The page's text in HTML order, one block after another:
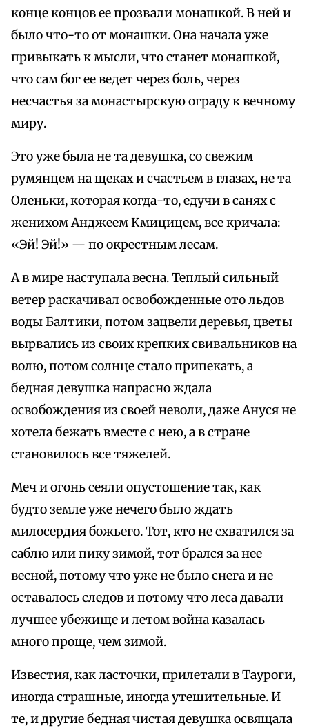
конце концов ее прозвали монашкой. В ней и
было что-то от монашки. Она начала уже
привыкать к мысли, что станет монашкой,
что сам бог ее ведет через боль, через
несчастья за монастырскую ограду к вечному
миру.
Это уже была не та девушка, со свежим
румянцем на щеках и счастьем в глазах, не та
Оленьки, которая когда-то, едучи в санях с
женихом Анджеем Кмицицем, все кричала:
«Эй! Эй!» — по окрестным лесам.
А в мире наступала весна. Теплый сильный
ветер раскачивал освобожденные ото льдов
воды Балтики, потом зацвели деревья, цветы
вырвались из своих крепких свивальников на
волю, потом солнце стало припекать, а
бедная девушка напрасно ждала
освобождения из своей неволи, даже Ануся не
хотела бежать вместе с нею, а в стране
становилось все тяжелей.
Меч и огонь сеяли опустошение так, как
будто земле уже нечего было ждать
милосердия божьего. Тот, кто не схватился за
саблю или пику зимой, тот брался за нее
весной, потому что уже не было снега и не
оставалось следов и потому что леса давали
лучшее убежище и летом война казалась
много проще, чем зимой.
Известия, как ласточки, прилетали в Тауроги,
иногда страшные, иногда утешительные. И
те, и другие бедная чистая девушка освящала